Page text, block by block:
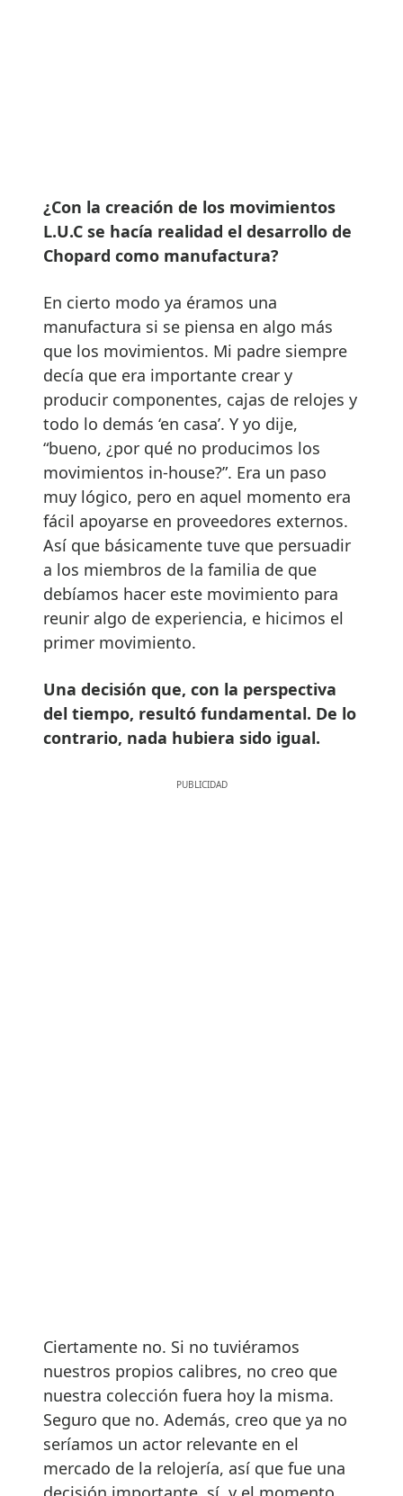
¿Con la creación de los movimientos
L.U.C se hacía realidad el desarrollo de
Chopard como manufactura?
En cierto modo ya éramos una
manufactura si se piensa en algo más
que los movimientos. Mi padre siempre
decía que era importante crear y
producir componentes, cajas de relojes y
todo lo demás ‘en casa’. Y yo dije,
“bueno, ¿por qué no producimos los
movimientos in-house?”. Era un paso
muy lógico, pero en aquel momento era
fácil apoyarse en proveedores externos.
Así que básicamente tuve que persuadir
a los miembros de la familia de que
debíamos hacer este movimiento para
reunir algo de experiencia, e hicimos el
primer movimiento.
Una decisión que, con la perspectiva
del tiempo, resultó fundamental. De lo
contrario, nada hubiera sido igual.
Ciertamente no. Si no tuviéramos
nuestros propios calibres, no creo que
nuestra colección fuera hoy la misma.
Seguro que no. Además, creo que ya no
seríamos un actor relevante en el
mercado de la relojería, así que fue una